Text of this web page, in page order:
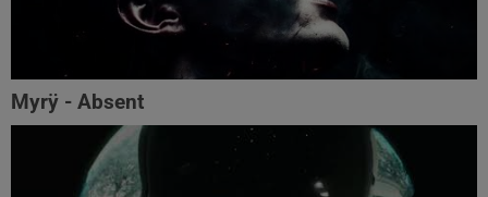
Myrÿ - Absent